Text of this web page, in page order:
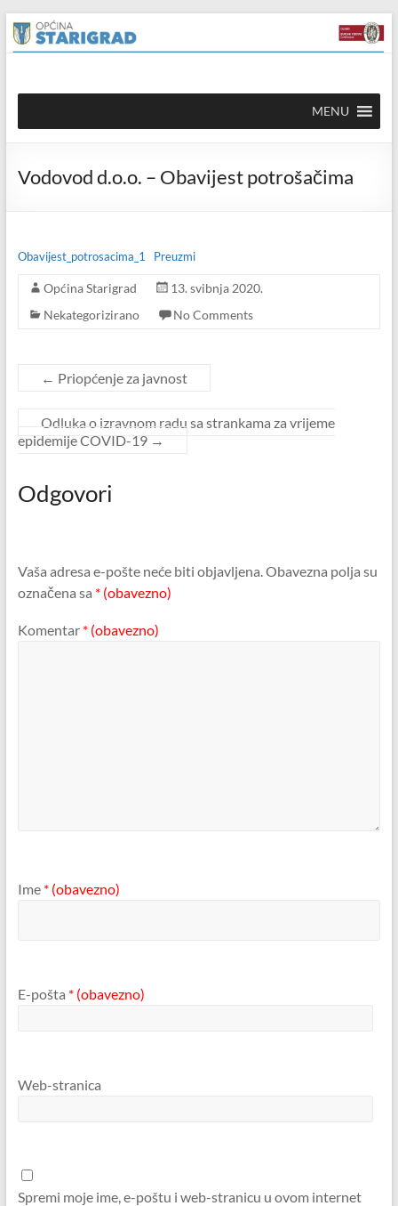
content
Skip
to
content
Općina
Starigrad
mrežna
MENU
Vodovod d.o.o. – Obavijest potrošačima
Obavijest_potrosacima_1 Preuzmi
Općina Starigrad
13. svibnja 2020.
Nekategorizirano
No Comments
← Priopćenje za javnost
Odluka o izravnom radu sa strankama za vrijeme
epidemije COVID-19 →
Odgovori
Vaša adresa e-pošte neće biti objavljena.Obavezna polja su
označena sa * (obavezno)
Komentar * (obavezno)
Ime * (obavezno)
E-pošta * (obavezno)
Web-stranica
Spremi moje ime, e-poštu i web-stranicu u ovom internet